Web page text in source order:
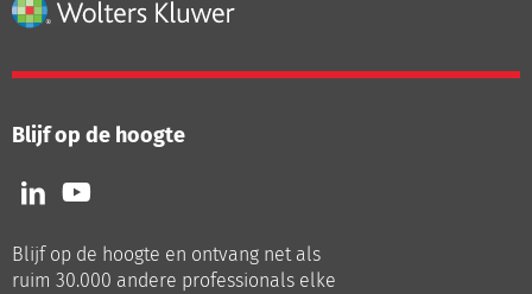
Blijf op de hoogte
Volg
ons
LinkedIn
Volg
ons
Youtube
Blijf op de hoogte en ontvang net als
ruim 30.000 andere professionals elke